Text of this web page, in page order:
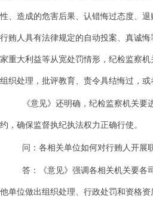
性、造成的危害后果、认错悔过态度、
行贿人具有法律规定的自动投案、真诚
家重大利益等从宽处罚情形，纪检监察
组织处理，批评教育、责令具结悔过，
《意见》还明确，纪检监察机关
约，确保监督执纪执法权力正确行使。
问：各相关单位如何对行贿人开展
答：《意见》强调各相关机关要各
他单位做出组织处理、行政处罚和资格